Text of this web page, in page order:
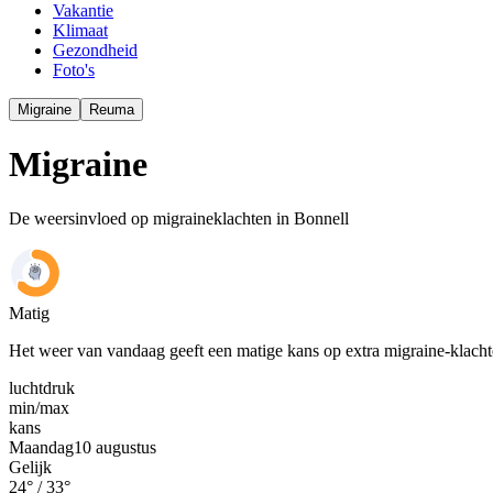
Vakantie
Klimaat
Gezondheid
Foto's
Migraine Reuma
Migraine
De weersinvloed op migraineklachten in Bonnell
Matig
Het weer van vandaag geeft een matige kans op extra migraine-
luchtdruk
min/max
kans
Maandag10 augustus
Gelijk
24° /33°